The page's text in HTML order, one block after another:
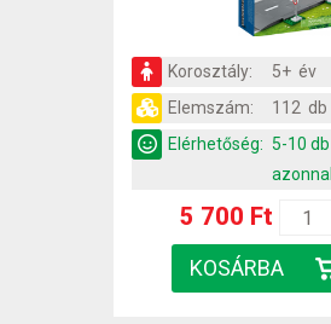
Korosztály:
5+ év
Elemszám:
112 db
Elérhetőség: 5-10 db
azonnal
5 700 Ft